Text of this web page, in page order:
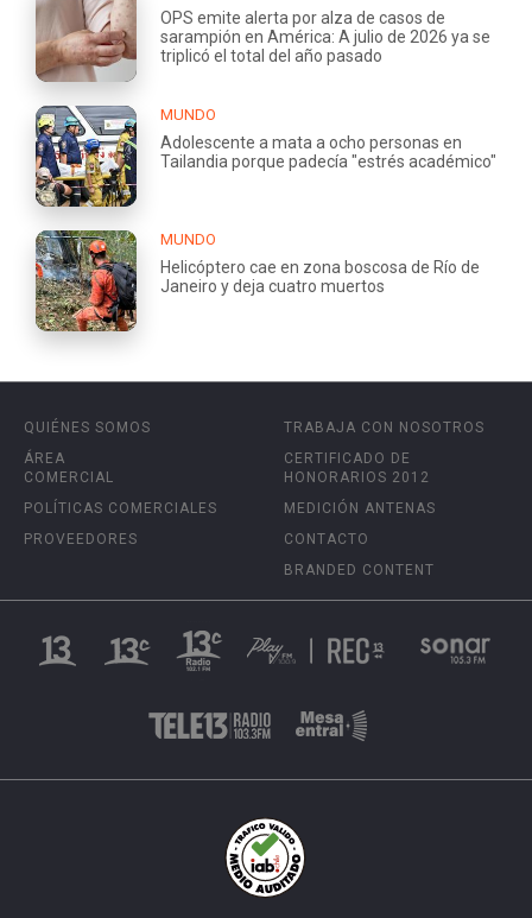
OPS emite alerta por alza de casos de
sarampión en América: A julio de 2026 ya se
triplicó el total del año pasado
MUNDO
Adolescente a mata a ocho personas en
Tailandia porque padecía "estrés académico"
MUNDO
Helicóptero cae en zona boscosa de Río de
Janeiro y deja cuatro muertos
QUIÉNES SOMOS
ÁREA
COMERCIAL
POLÍTICAS COMERCIALES
PROVEEDORES
TRABAJA CON NOSOTROS
CERTIFICADO DE
HONORARIOS 2012
MEDICIÓN ANTENAS
CONTACTO
BRANDED CONTENT